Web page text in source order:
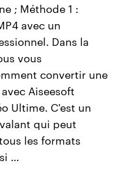
; Méthode 1 :
avec un
Dans la
vous
convertir une
Aiseesoft
Ultime. C'est un
qui peut
les formats
…